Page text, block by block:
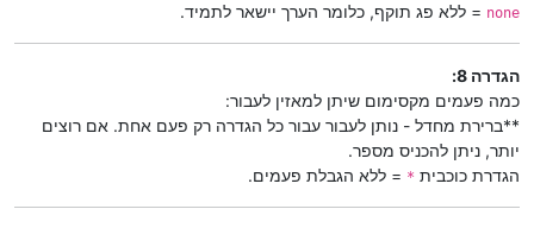
none = ללא פג תוקף, כלומר הערך יישאר לתמיד.
הגדרה 8:
כמה פעמים מקסימום שיתן למאזין לעבור:
**ברירת מחדל - נותן לעבור עבור כל הגדרה רק פעם אחת. אם רוצים
יותר, ניתן להכניס מספר.
הגדרת כוכבית * = ללא הגבלת פעמים.